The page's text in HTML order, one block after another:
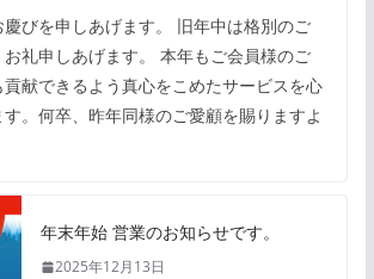
びを申しあげます。 旧年中は格別のご
礼申しあげます。 本年もご会員様のご
献できるよう真心をこめたサービスを心
。何卒、昨年同様のご愛顧を賜りますよ
年末年始 営業のお知らせです。
2025年12月13日